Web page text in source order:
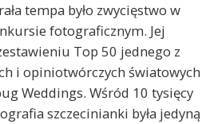
tempa było zwycięstwo w
fotograficznym. Jej
Top 50 jednego z
i opiniotwórczych światowych
Weddings. Wśród 10 tysięcy
szczecinianki była jedyną